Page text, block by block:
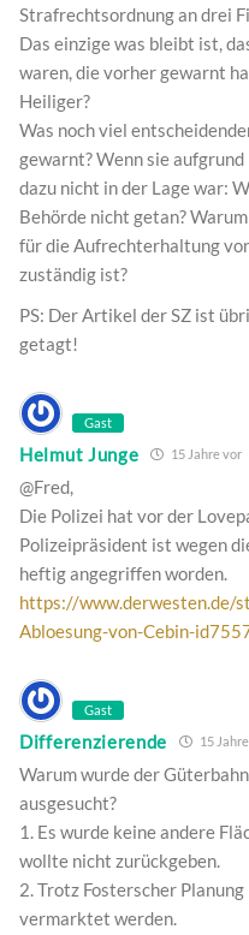
Strafrechtsordnung an drei
Das einzige was bleibt ist,
waren, die vorher gewarnt
Heiliger?
Was noch viel
gewarnt? Wenn sie
dazu nicht in der Lage war:
Behörde nicht getan?
für die Aufrechterhaltung
zuständig ist?
PS: Der Artikel der SZ ist
getagt!
Gast
Helmut Junge 15 Jahre vor
@Fred,
Die Polizei hat vor der
Polizeipräsident ist wegen
heftig angegriffen worden.
https://www.derwesten.de/
Abloesung-von-Cebin-
Gast
Differenzierende 15
Warum wurde der
ausgesucht?
1. Es wurde keine andere
wollte nicht zurückgeben.
2. Trotz Fosterscher
vermarktet werden.